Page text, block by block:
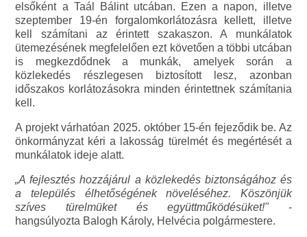
elsőként a Taál Bálint utcában. Ezen a napon, illetve
szeptember 19-én forgalomkorlátozásra kellett, illetve
kell számítani az érintett szakaszon. A munkálatok
ütemezésének megfelelően ezt követően a többi utcában
is megkezdődnek a munkák, amelyek során a
közlekedés részlegesen biztosított lesz, azonban
időszakos korlátozásokra minden érintettnek számítania
kell.
A projekt várhatóan 2025. október 15-én fejeződik be. Az
önkormányzat kéri a lakosság türelmét és megértését a
munkálatok ideje alatt.
„A fejlesztés hozzájárul a közlekedés biztonságához és
a település élhetőségének növeléséhez. Köszönjük
szíves türelmüket és együttműködésüket!"-
hangsúlyozta Balogh Károly, Helvécia polgármestere.